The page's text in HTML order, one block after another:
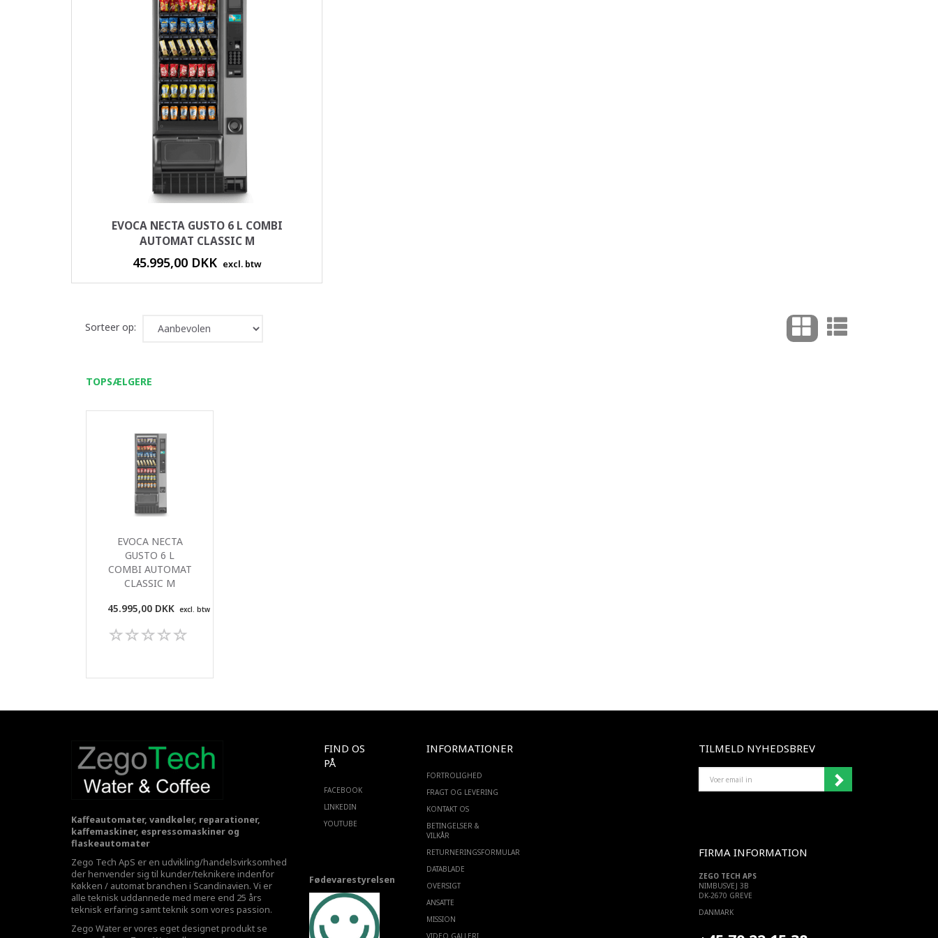
EVOCA NECTA GUSTO 6 L COMBI
AUTOMAT CLASSIC M
45.995,00 DKK excl. btw
Sorteer op:
TOPSÆLGERE
EVOCA NECTA
GUSTO 6 L
COMBI AUTOMAT
CLASSIC M
45.995,00 DKK excl. btw
Kaffeautomater, vandkøler, reparationer,
kaffemaskiner, espressomaskiner og
flaskeautomater
Zego Tech ApS er en udvikling/handelsvirksomhed
der henvender sig til kunder/teknikere indenfor
Køkken / automat branchen i Scandinavien. Vi er
alle teknisk uddannede med mere end 25 års
teknisk erfaring samt teknik som vores passion.
Zego Water er vores eget designet produkt se
FIND OS
PÅ
FACEBOOK
LINKEDIN
YOUTUBE
Fødevarestyrelsen
INFORMATIONER
FORTROLIGHED
FRAGT OG LEVERING
KONTAKT OS
BETINGELSER &
VILKÅR
RETURNERINGSFORMULAR
DATABLADE
OVERSIGT
ANSATTE
MISSION
VIDEO GALLERI
TILMELD NYHEDSBREV
EMAIL
IN
FIRMA INFORMATION
ZEGO TECH APS
NIMBUSVEJ 3B
DK-2670 GREVE
DANMARK